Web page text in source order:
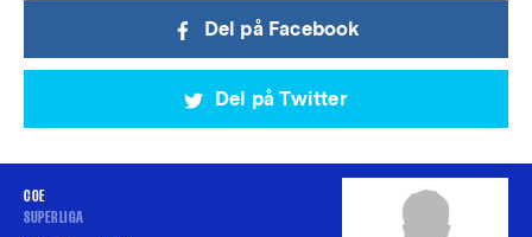
Del på Facebook
Del på Twitter
COE
SUPERLIGA